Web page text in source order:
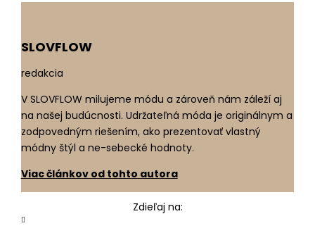
SLOVFLOW
redakcia
V SLOVFLOW milujeme módu a zároveň nám záleží aj
na našej budúcnosti. Udržateľná móda je originálnym a
zodpovedným riešením, ako prezentovať vlastný
módny štýl a ne-sebecké hodnoty.
Viac článkov od tohto autora
Zdieľaj na: